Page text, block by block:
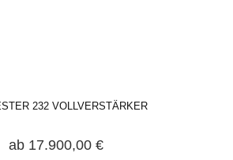
232 VOLLVERSTÄRKER
ab 17.900,00 €